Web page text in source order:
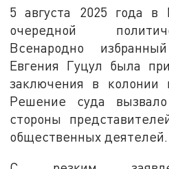
5 августа 2025 года в
очередной
Всенародно
Евгения Гуцул была
заключения в колонии
Решение суда
стороны
общественных деятелей.